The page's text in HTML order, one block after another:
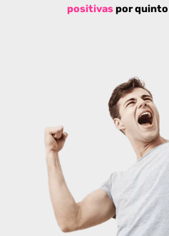
positivaspor